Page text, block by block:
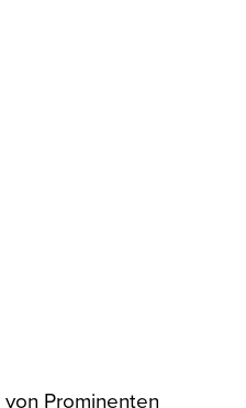
Prominenten